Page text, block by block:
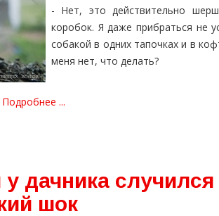
- Нет, это действительно
коробок. Я даже прибраться не
собакой в одних тапочках и в
меня нет, что делать?
Подробнее ...
дачника случился
шок